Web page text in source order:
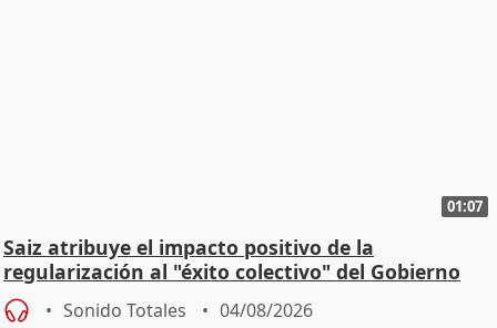
01:07
Saiz atribuye el impacto positivo de la
regularización al "éxito colectivo" del Gobierno
Sonido Totales 04/08/2026